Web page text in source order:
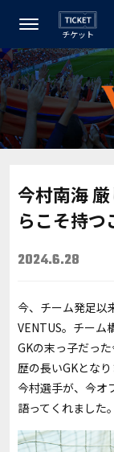
チケット
今村南海
らこそ持つ
2024.6.28
今、チーム発足以
VENTUS。チーム
GKの末っ子だっ
歴の長いGKとな
今村選手が、今オ
語ってくれました。